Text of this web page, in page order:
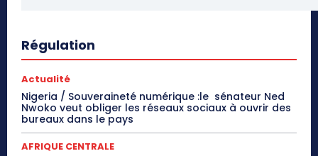
Régulation
Actualité
Nigeria / Souveraineté numérique :le sénateur Ned
Nwoko veut obliger les réseaux sociaux à ouvrir des
bureaux dans le pays
AFRIQUE CENTRALE